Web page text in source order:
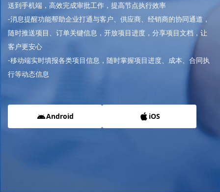
送到手机端，高效完成审批工作，提高节点执行效率
-消息提醒功能帮助企业打通与客户、供应商、经销商的协同通道，
随时推送项目、订单关键信息，开放项目进度，分享项目文档，让
客户更安心
-移动端实时填报各类项目信息，随时掌握项目进度、成本、合同执
行等动态信息
Android iOS